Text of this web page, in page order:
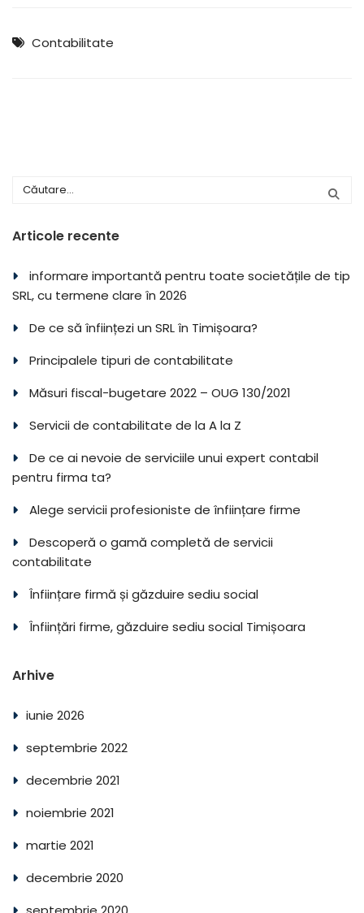
Contabilitate
Articole recente
informare importantă pentru toate societățile de tip
SRL, cu termene clare în 2026
De ce să înființezi un SRL în Timișoara?
Principalele tipuri de contabilitate
Măsuri fiscal-bugetare 2022 – OUG 130/2021
Servicii de contabilitate de la A la Z
De ce ai nevoie de serviciile unui expert contabil
pentru firma ta?
Alege servicii profesioniste de înființare firme
Descoperă o gamă completă de servicii
contabilitate
Înființare firmă și găzduire sediu social
Înființări firme, găzduire sediu social Timișoara
Arhive
iunie 2026
septembrie 2022
decembrie 2021
noiembrie 2021
martie 2021
decembrie 2020